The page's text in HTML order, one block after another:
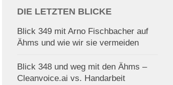
DIE LETZTEN BLICKE
Blick 349 mit Arno Fischbacher auf
Ähms und wie wir sie vermeiden
Blick 348 und weg mit den Ähms –
Cleanvoice.ai vs. Handarbeit